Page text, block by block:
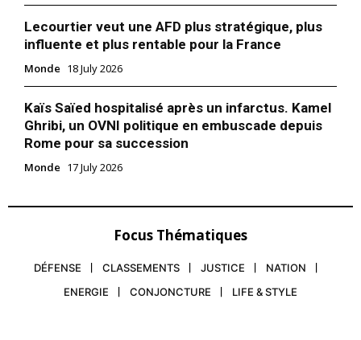
Lecourtier veut une AFD plus stratégique, plus
influente et plus rentable pour la France
Monde 18 July 2026
Kaïs Saïed hospitalisé après un infarctus. Kamel
Ghribi, un OVNI politique en embuscade depuis
Rome pour sa succession
Monde 17 July 2026
Focus Thématiques
DÉFENSE CLASSEMENTS JUSTICE
NATION
ENERGIE
CONJONCTURE LIFE & STYLE